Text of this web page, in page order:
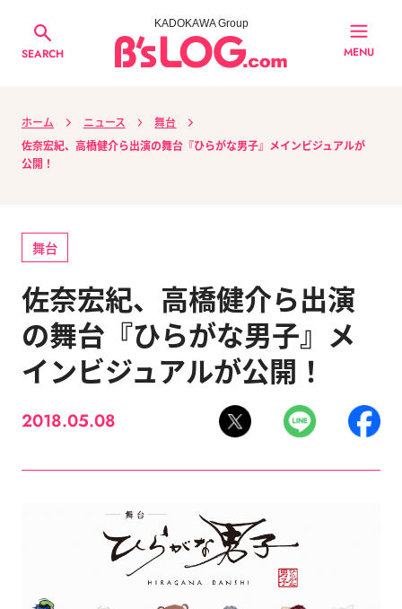
SEARCH
KADOKAWA Group
MENU
ホーム ニュース
舞台
佐奈宏紀、高橋健介ら出演の舞台『ひらがな男子』メインビジュアルが
公開！
舞台
佐奈宏紀、高橋健介ら出演
の舞台『ひらがな男子』メ
インビジュアルが公開！
2018.05.08